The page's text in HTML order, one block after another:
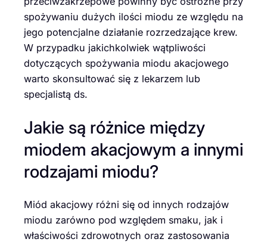
spożywaniu dużych ilości miodu ze względu na
jego potencjalne działanie rozrzedzające krew.
W przypadku jakichkolwiek wątpliwości
dotyczących spożywania miodu akacjowego
warto skonsultować się z lekarzem lub
specjalistą ds.
Jakie są różnice między
miodem akacjowym a innymi
rodzajami miodu?
Miód akacjowy różni się od innych rodzajów
miodu zarówno pod względem smaku, jak i
właściwości zdrowotnych oraz zastosowania